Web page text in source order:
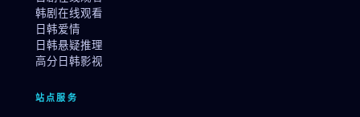
韩剧在线观看
日韩爱情
日韩悬疑推理
高分日韩影视
站点服务